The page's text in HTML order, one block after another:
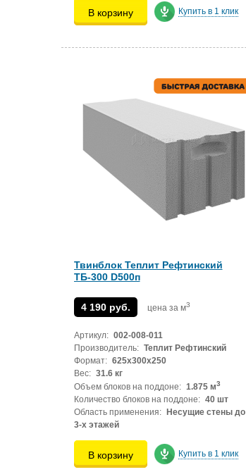
В корзину Купить в 1 клик
Твинблок Теплит Рефтинский
ТБ-300 D500п
4 190 руб. цена за м3
Артикул: 002-008-011
Производитель: Теплит Рефтинский
Формат: 625x300x250
Вес: 31.6 кг
Объем блоков на поддоне: 1.875 м3
Количество блоков на поддоне: 40 шт
Область применения:
Несущие стены до
3-х этажей
В корзину Купить в 1 клик